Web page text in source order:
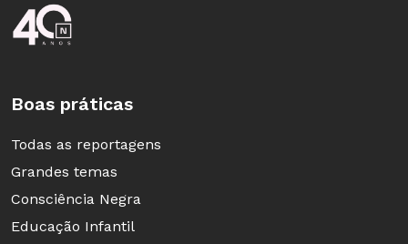
Rodapé da Nova Escola
Boas práticas
Todas as reportagens
Grandes temas
Consciência Negra
Educação Infantil